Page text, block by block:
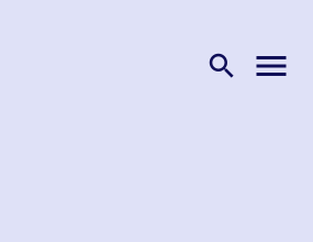
search menu